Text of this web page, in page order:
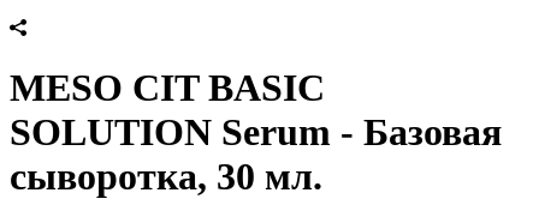
MESO CIT BASIC
SOLUTION Serum - Базовая
сыворотка, 30 мл.